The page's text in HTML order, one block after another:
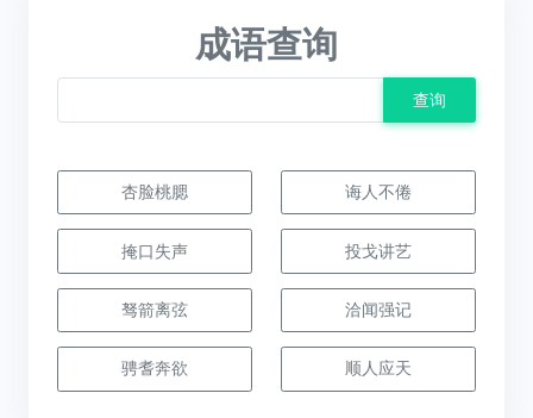
成语查询
查询
杏脸桃腮 诲人不倦
掩口失声 投戈讲艺
驽箭离弦 洽闻强记
骋耆奔欲 顺人应天